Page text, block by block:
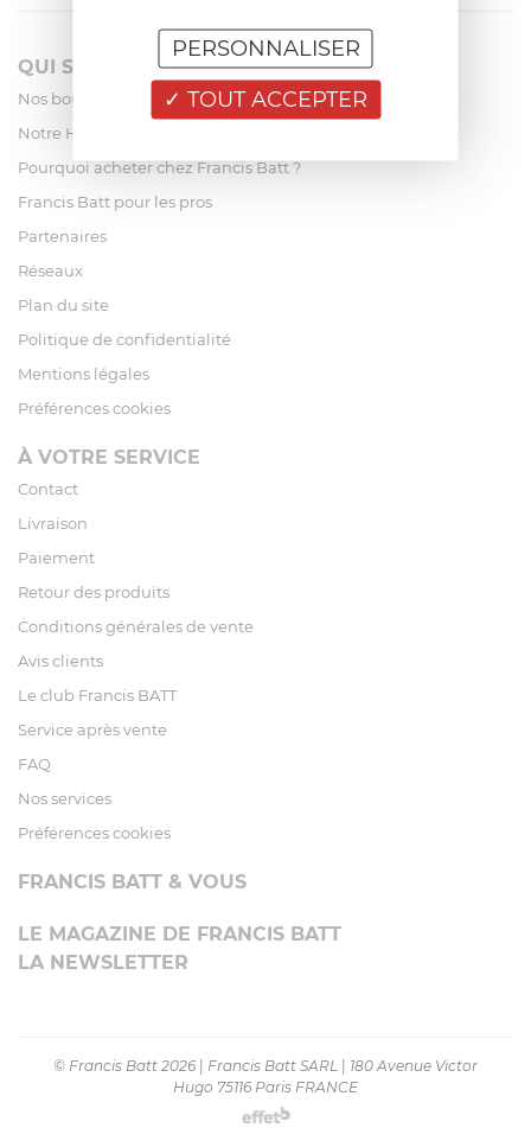
QUI SOMMES-NOUS?
Nos boutiques
Notre Histoire
Pourquoi acheter chez Francis Batt ?
Francis Batt pour les pros
Partenaires
Réseaux
Plan du site
Politique de confidentialité
Mentions légales
Préférences cookies
À VOTRE SERVICE
Contact
Livraison
Paiement
Retour des produits
Conditions générales de vente
Avis clients
Le club Francis BATT
Service après vente
FAQ
Nos services
Préférences cookies
FRANCIS BATT & VOUS
LE MAGAZINE DE FRANCIS BATT
LA NEWSLETTER
© Francis Batt 2026 Francis Batt SARL
180 Avenue Victor
Hugo 75116 Paris FRANCE
TOUT ACCEPTER
PERSONNALISER